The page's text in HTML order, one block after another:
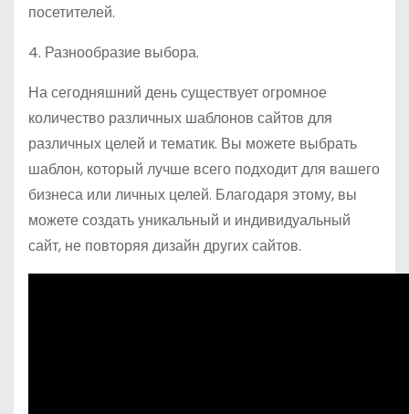
посетителей.
4. Разнообразие выбора.
На сегодняшний день существует огромное
количество различных шаблонов сайтов для
различных целей и тематик. Вы можете выбрать
шаблон, который лучше всего подходит для вашего
бизнеса или личных целей. Благодаря этому, вы
можете создать уникальный и индивидуальный
сайт, не повторяя дизайн других сайтов.